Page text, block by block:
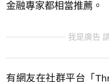
金融專家都相當推薦。
我是廣告
有網友在社群平台「